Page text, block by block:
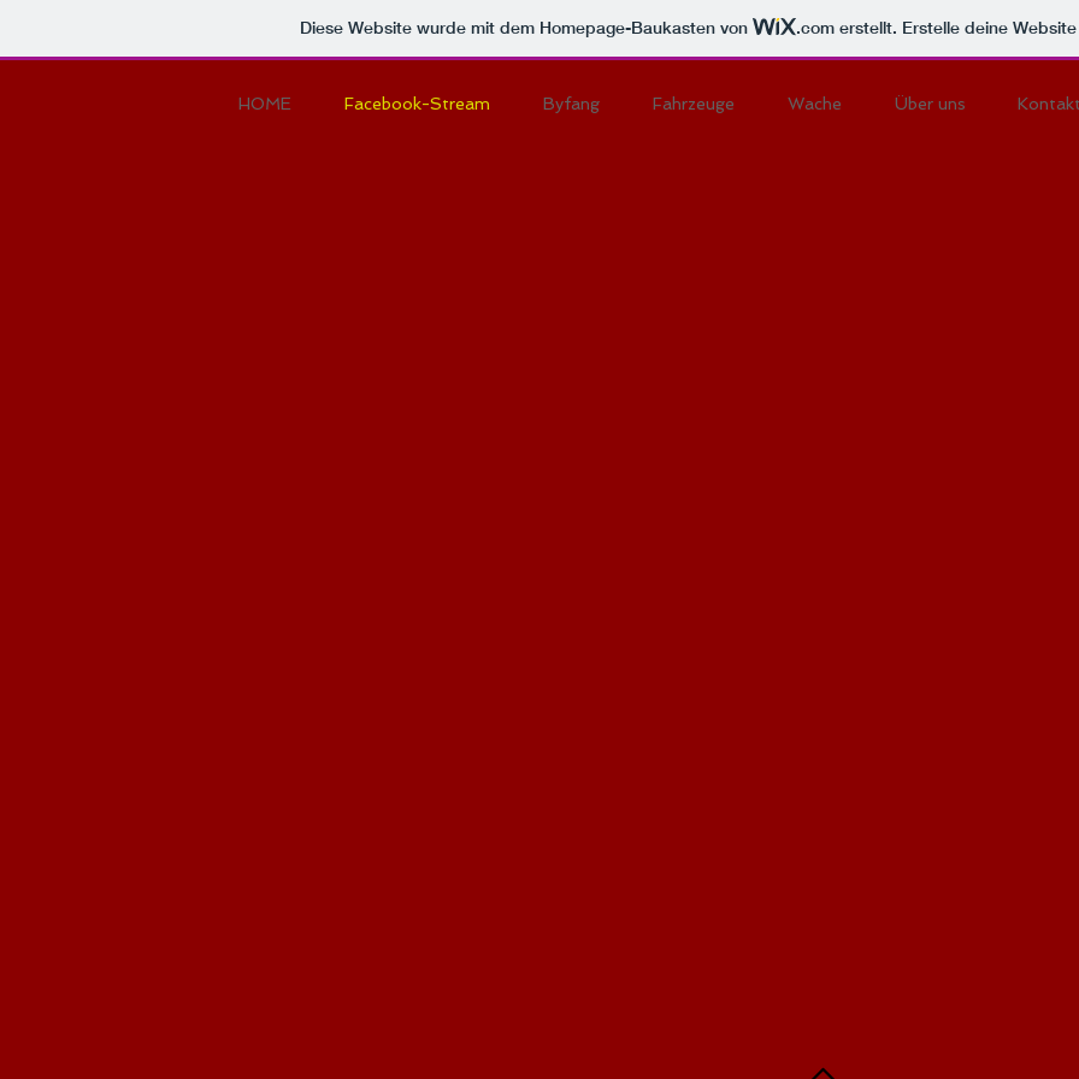
Diese Website wurde mit dem Homepage-Baukasten von .com erstellt. Erstelle deine
HOME Facebook-Stream Byfang Fahrzeuge Wache Über uns